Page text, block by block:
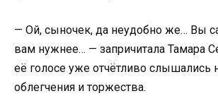
— Ой, сыночек, да неудобно же… Вы
вам нужнее… — запричитала Тамара
её голосе уже отчётливо слышались
облегчения и торжества.